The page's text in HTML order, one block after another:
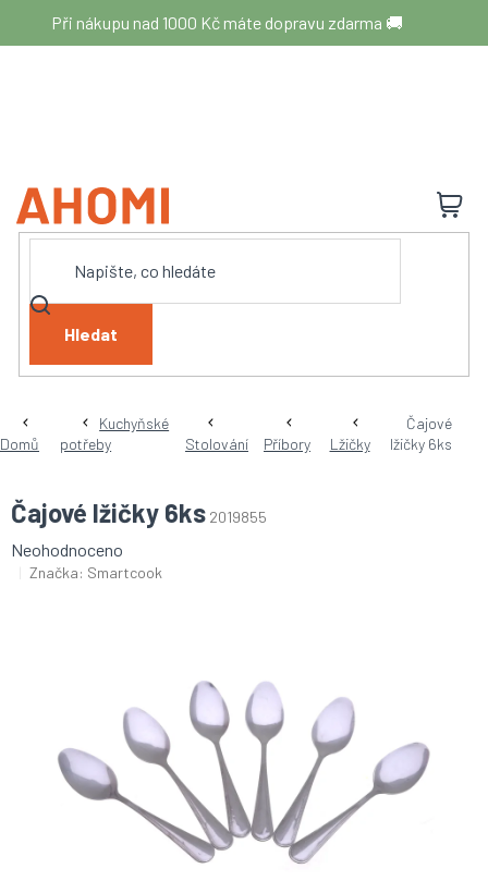
obsah
Při nákupu nad 1000 Kč máte dopravu zdarma 🚚
Hledat
Domů
Kuchyňské
potřeby
Stolování Příbory Lžičky
Čajové
lžičky 6ks
Čajové lžičky 6ks 2019855
Průměrné
hodnocení
Neohodnoceno
Značka: Smartcook